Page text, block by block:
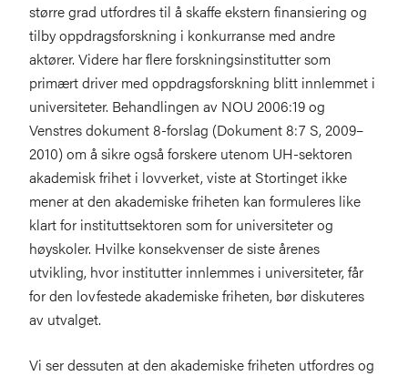
større grad utfordres til å skaffe ekstern finansiering og
tilby oppdragsforskning i konkurranse med andre
aktører. Videre har flere forskningsinstitutter som
primært driver med oppdragsforskning blitt innlemmet i
universiteter. Behandlingen av NOU 2006:19 og
Venstres dokument 8-forslag (Dokument 8:7 S, 2009–
2010) om å sikre også forskere utenom UH-sektoren
akademisk frihet i lovverket, viste at Stortinget ikke
mener at den akademiske friheten kan formuleres like
klart for instituttsektoren som for universiteter og
høyskoler. Hvilke konsekvenser de siste årenes
utvikling, hvor institutter innlemmes i universiteter, får
for den lovfestede akademiske friheten, bør diskuteres
av utvalget.
Vi ser dessuten at den akademiske friheten utfordres og